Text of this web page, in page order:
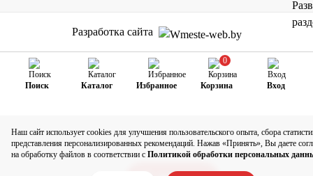
Разработка сайта
Поиск Каталог Избранное
0
Корзина Вход
Наш сайт использует cookies для улучшения пользовательского опыта, сбора
представления персонализированных рекомендаций. Нажав «Принять», Вы даете
на обработку файлов в соответствии с Политикой обработки персональных